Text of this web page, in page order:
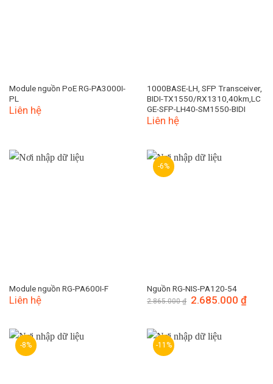
Module nguồn PoE RG-PA3000I-
PL
Liên hệ
1000BASE-LH, SFP Transceiver,
BIDI-TX1550/RX1310,40km,LC
GE-SFP-LH40-SM1550-BIDI
Liên hệ
Module nguồn RG-PA600I-F
Liên hệ
-6%
Nguồn RG-NIS-PA120-54
2.865.000₫ Giá
gốc
2.685.000 ₫Giá
-8% -11%